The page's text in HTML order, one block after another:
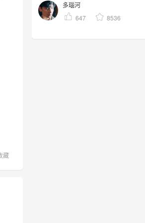
藏
多瑙河
647
8536